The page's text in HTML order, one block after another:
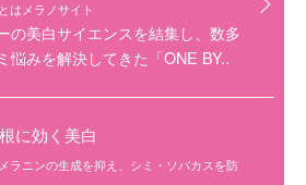
はメラノサイト
の美白サイエンスを結集し、数多
悩みを解決してきた「ONE BY..
に効く美白
ラニンの生成を抑え、シミ・ソバカスを防